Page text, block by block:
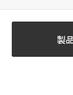
製